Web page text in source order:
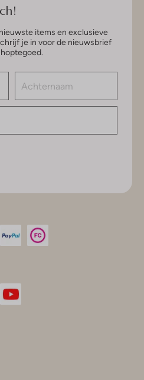
items en exclusieve
je in voor de nieuwsbrief